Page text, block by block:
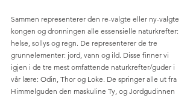
Sammen representerer den re-valgte eller ny-valgte
kongen og dronningen alle essensielle naturkrefter:
helse, sollys og regn. De representerer de tre
grunnelementer: jord, vann og ild. Disse finner vi
igjen i de tre mest omfattende naturkrefter/guder i
vår lære: Odin, Thor og Loke. De springer alle ut fra
Himmelguden den maskuline Ty, og Jordgudinnen